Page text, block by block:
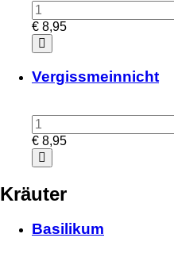
€ 8,95
Vergissmeinnicht
€ 8,95
Kräuter
Basilikum